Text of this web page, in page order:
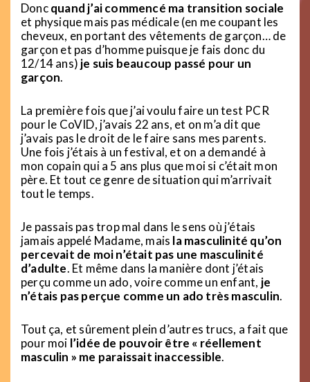
Doncquand j’ai commencé ma transition sociale
et physique mais pas médicale (en me coupant les
cheveux, en portant des vêtements de garçon… de
garçon et pas d’homme puisque je fais donc du
12/14 ans) je suis beaucoup passé pour un
garçon.
La première fois que j’ai voulu faire un test PCR
pour le CoVID, j’avais 22 ans, et on m’a dit que
j’avais pas le droit de le faire sans mes parents.
Une fois j’étais à un festival, et on a demandé à
mon copain qui a 5 ans plus que moi si c’était mon
père. Et tout ce genre de situation qui m’arrivait
tout le temps.
Je passais pas trop mal dans le sens où j’étais
jamais appelé Madame, mais la masculinité qu’on
percevait de moi n’était pas une masculinité
d’adulte. Et même dans la manière dont j’étais
perçu comme un ado, voire comme un enfant, je
n’étais pas perçue comme un ado très masculin.
Tout ça, et sûrement plein d’autres trucs, a fait que
pour moi l’idée de pouvoir être « réellement
masculin » me paraissait inaccessible.